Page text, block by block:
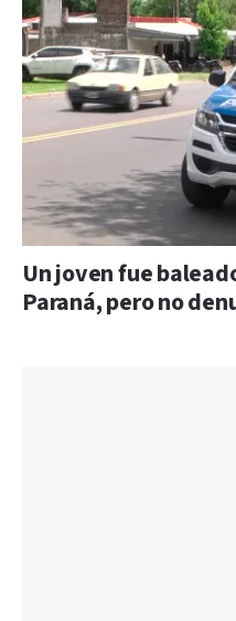
Un joven fue
Paraná, pero no